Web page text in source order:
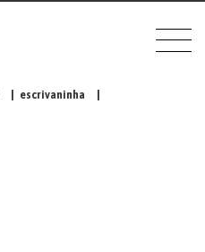
escrivaninha